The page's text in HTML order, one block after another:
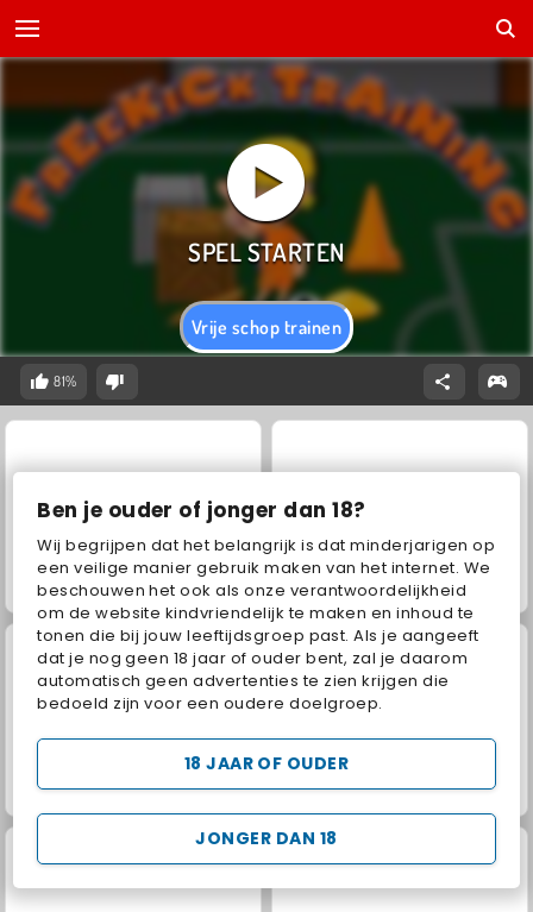
Ben je ouder of jonger dan 18?
Wij begrijpen dat het belangrijk is dat minderjarigen op
een veilige manier gebruik maken van het internet. We
beschouwen het ook als onze verantwoordelijkheid
om de website kindvriendelijk te maken en inhoud te
tonen die bij jouw leeftijdsgroep past. Als je aangeeft
dat je nog geen 18 jaar of ouder bent, zal je daarom
automatisch geen advertenties te zien krijgen die
bedoeld zijn voor een oudere doelgroep.
JONGER DAN 18
18 JAAR OF OUDER
Vrije schop trainen
81%
Jewel Garden Story Juice Merge
Grand Mahjong Connect Trollface Quest: USA 2